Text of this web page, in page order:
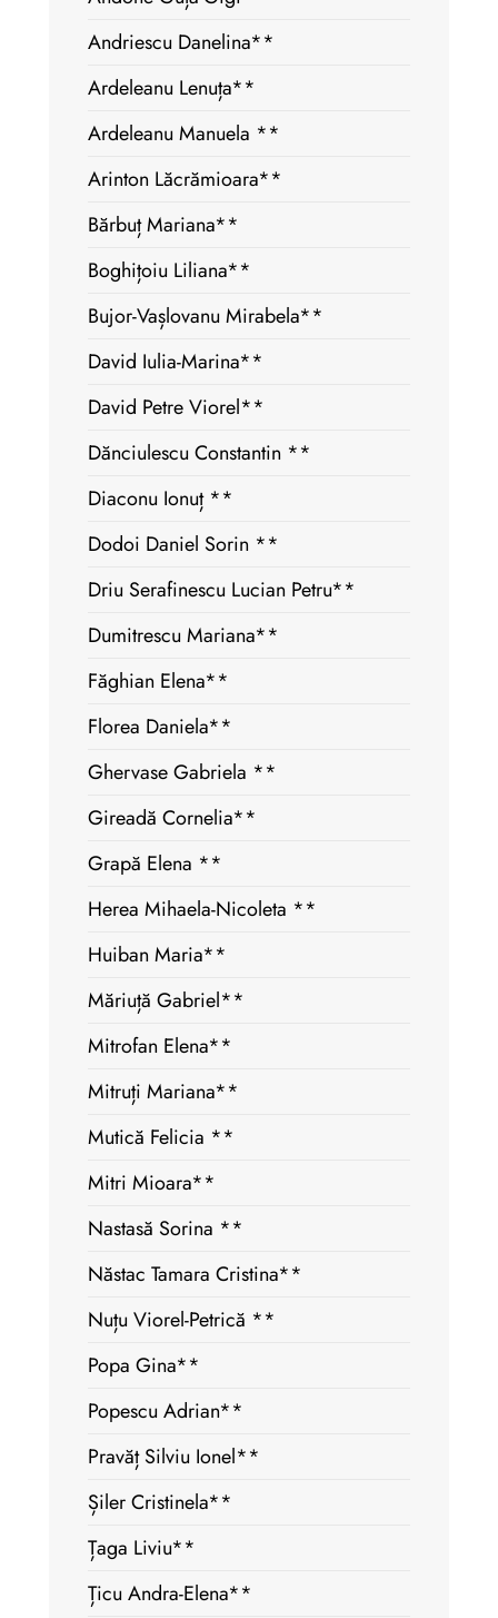
Andriescu Danelina**
Ardeleanu Lenuța**
Ardeleanu Manuela **
Arinton Lăcrămioara**
Bărbuț Mariana**
Boghițoiu Liliana**
Bujor-Vașlovanu Mirabela**
David Iulia-Marina**
David Petre Viorel**
Dănciulescu Constantin **
Diaconu Ionuț **
Dodoi Daniel Sorin **
Driu Serafinescu Lucian Petru**
Dumitrescu Mariana**
Făghian Elena**
Florea Daniela**
Ghervase Gabriela **
Gireadă Cornelia**
Grapă Elena **
Herea Mihaela-Nicoleta **
Huiban Maria**
Măriuță Gabriel**
Mitrofan Elena**
Mitruți Mariana**
Mutică Felicia **
Mitri Mioara**
Nastasă Sorina **
Năstac Tamara Cristina**
Nuțu Viorel-Petrică **
Popa Gina**
Popescu Adrian**
Pravăț Silviu Ionel**
Șiler Cristinela**
Țaga Liviu**
Țicu Andra-Elena**